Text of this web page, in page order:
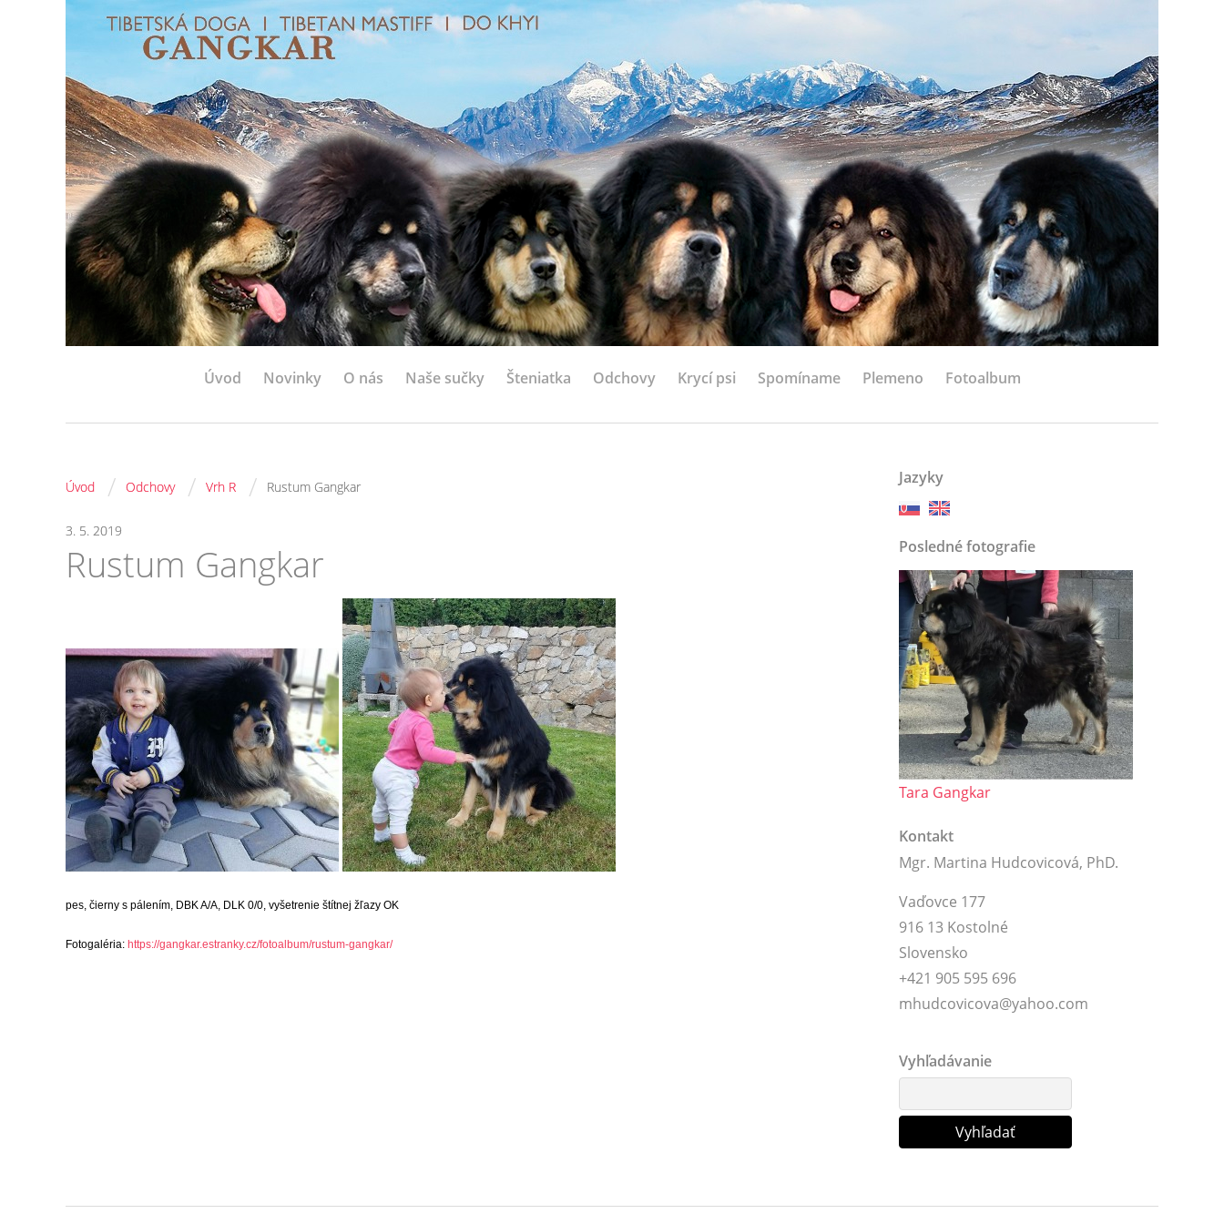
Úvod Novinky O nás Naše sučky Šteniatka Odchovy Krycí psi Spomíname Plemeno Fotoalbum
Úvod / Odchovy / Vrh R / Rustum Gangkar
3. 5. 2019
Rustum Gangkar
pes, čierny s pálením, DBK A/A, DLK 0/0, vyšetrenie štítnej žľazy OK
Fotogaléria: https://gangkar.estranky.cz/fotoalbum/rustum-gangkar/
Jazyky
Posledné fotografie
Tara Gangkar
Kontakt
Mgr. Martina Hudcovicová, PhD.
Vaďovce 177
916 13 Kostolné
Slovensko
+421 905 595 696
mhudcovicova@yahoo.com
Vyhľadávanie